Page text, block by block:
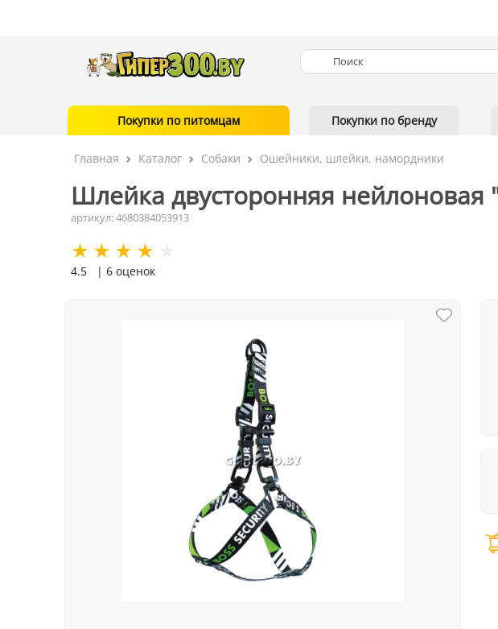
Покупки по питомцам Покупки по бренду
Главная Каталог Собаки Ошейники, шлейки, намордники
Шлейка двусторонняя нейлоновая
артикул: 4680384053913
4.5 | 6 оценок